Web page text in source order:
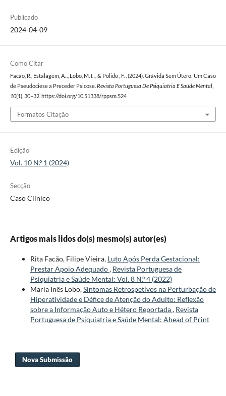
Publicado
2024-04-09
Como Citar
Facão, R., Estalagem, A. ., Lobo, M. I. ., & Polido , F. . (2024). Grávida Sem Útero: Um Caso
de Pseudociese a Preceder Psicose.Revista Portuguesa De Psiquiatria E Saúde Mental,
10(1), 30–32. https://doi.org/10.51338/rppsm.524
Formatos Citação
Edição
Vol. 10 N.º 1 (2024)
Secção
Caso Clínico
Artigos mais lidos do(s) mesmo(s) autor(es)
Rita Facão, Filipe Vieira, Luto Após Perda Gestacional:
Prestar Apoio Adequado, Revista Portuguesa de
Psiquiatria e Saúde Mental: Vol. 8 N.º 4 (2022)
Maria Inês Lobo,Sintomas Retrospetivos na Perturbação de
Hiperatividade e Défice de Atenção do Adulto: Reflexão
sobre a Informação Auto e Hétero Reportada, Revista
Portuguesa de Psiquiatria e Saúde Mental: Ahead of Print
Nova Submissão